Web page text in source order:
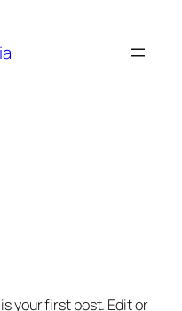
your first post. Edit or